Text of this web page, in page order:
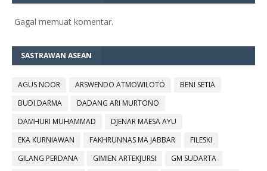
Gagal memuat komentar.
SASTRAWAN ASEAN
AGUS NOOR ARSWENDO ATMOWILOTO
BENI SETIA
BUDI DARMA
DADANG ARI MURTONO
DAMHURI MUHAMMAD
DJENAR MAESA AYU
EKA KURNIAWAN
FAKHRUNNAS MA JABBAR
FILESKI
GILANG PERDANA
GIMIEN ARTEKJURSI
GM SUDARTA